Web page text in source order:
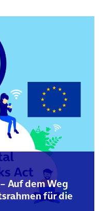
Auf dem Weg
für die